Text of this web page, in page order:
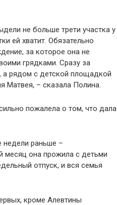
не больше трети участка у
ей хватит. Обязательно
за которое она не
грядками. Сразу за
рядом с детской площадкой
Матвея, – сказала Полина.
пожалела о том, что дала
недели раньше –
месяц она прожила с детьми
отпуск, и вся семья
кроме Алевтины